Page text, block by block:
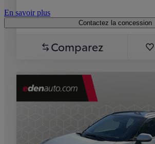
En savoir plus
Contactez la concession
Comparez